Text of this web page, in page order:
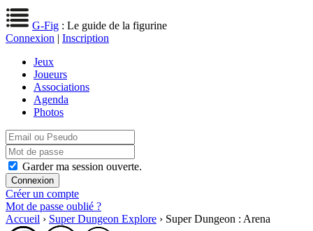
G-Fig : Le guide de la figurine
Connexion | Inscription
Jeux
Joueurs
Associations
Agenda
Photos
Garder ma session ouverte.
Créer un compte
Mot de passe oublié ?
Accueil › Super Dungeon Explore › Super Dungeon : Arena